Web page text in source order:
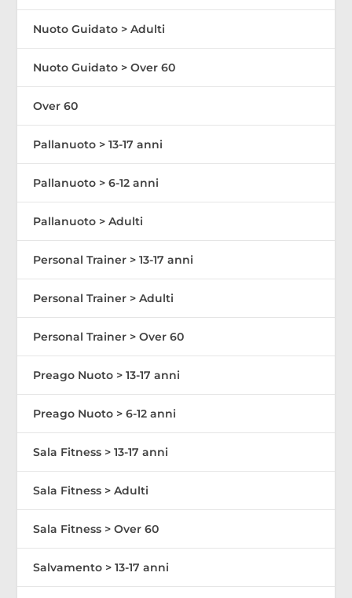
Nuoto Guidato > Adulti
Nuoto Guidato > Over 60
Over 60
Pallanuoto > 13-17 anni
Pallanuoto > 6-12 anni
Pallanuoto > Adulti
Personal Trainer > 13-17 anni
Personal Trainer > Adulti
Personal Trainer > Over 60
Preago Nuoto > 13-17 anni
Preago Nuoto > 6-12 anni
Sala Fitness > 13-17 anni
Sala Fitness > Adulti
Sala Fitness > Over 60
Salvamento > 13-17 anni